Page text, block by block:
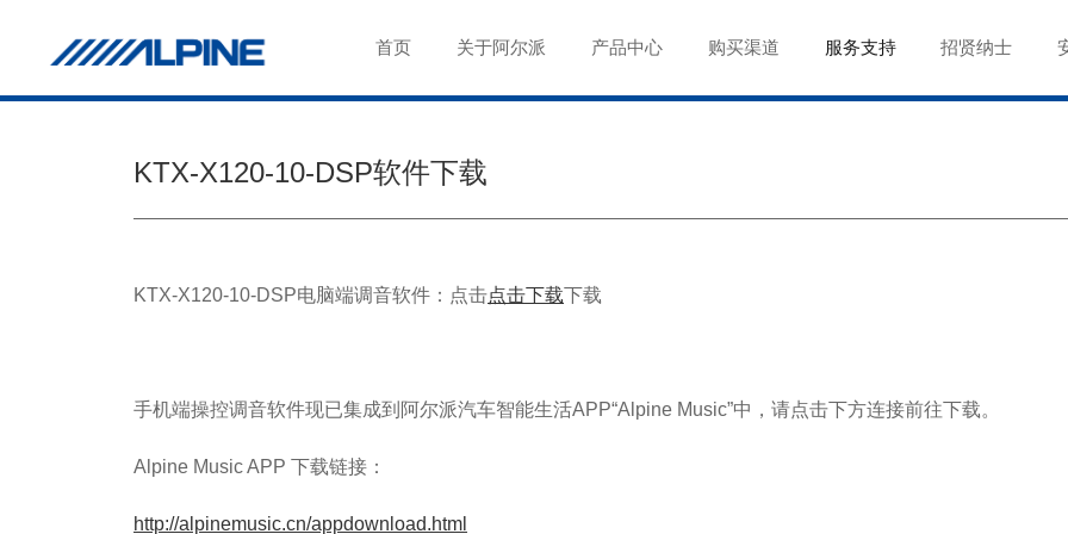
首页 关于阿尔派 产品中心 购买渠道 服务支持 招贤纳士
KTX-X120-10-DSP软件下载
KTX-X120-10-DSP电脑端调音软件：点击点击下载下载
手机端操控调音软件现已集成到阿尔派汽车智能生活APP“Alpine Music”中，请点击下方连接前往下载。
Alpine Music APP 下载链接：
http://alpinemusic.cn/appdownload.html